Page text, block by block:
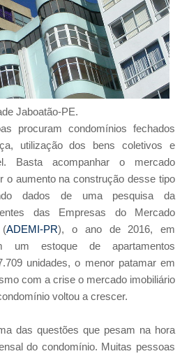
Jaboatão-PE.
procuram condomínios fechados
utilização dos bens coletivos e
Basta acompanhar o mercado
o aumento na construção desse tipo
dados de uma pesquisa da
das Empresas do Mercado
(ADEMI-PR), o ano de 2016, em
um estoque de apartamentos
unidades, o menor patamar em
com a crise o mercado imobiliário
voltou a crescer.
das questões que pesam na hora
do condomínio. Muitas pessoas